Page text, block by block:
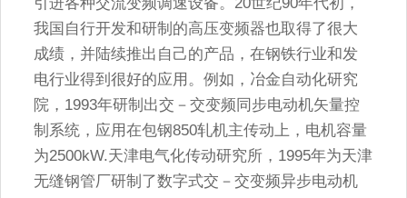
我国自行开发和研制的高压变频器也取得了很大
成绩，并陆续推出自己的产品，在钢铁行业和发
电行业得到很好的应用。例如，冶金自动化研究
院，1993年研制出交－交变频同步电动机矢量控
制系统，应用在包钢850轧机主传动上，电机容量
为2500kW.天津电气化传动研究所，1995年为天津
无缝钢管厂研制了数字式交－交变频异步电动机